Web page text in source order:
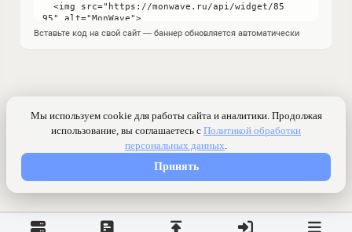
Вставьте код на свой сайт — баннер обновляется автоматически